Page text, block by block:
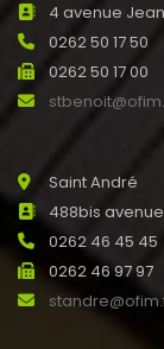
4 avenue
0262 50 17 50
0262 50 17 00
Saint André
488bis avenue
0262 46 45 45
0262 46 97 97